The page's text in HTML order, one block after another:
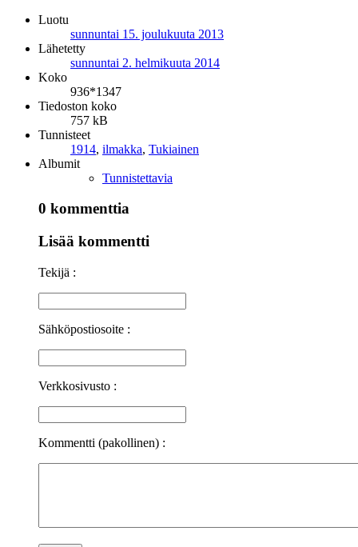
Luotu
sunnuntai 15. joulukuuta 2013
Lähetetty
sunnuntai 2. helmikuuta 2014
Koko
936*1347
Tiedoston koko
757 kB
Tunnisteet
1914, ilmakka, Tukiainen
Albumit
Tunnistettavia
0 kommenttia
Lisää kommentti
Tekijä :
Sähköpostiosoite :
Verkkosivusto :
Kommentti (pakollinen) :